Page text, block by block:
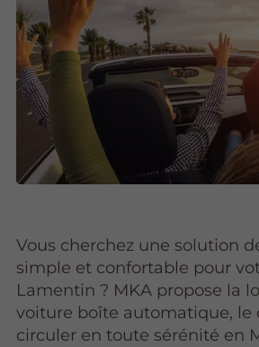
Vous cherchez une solution
simple et confortable pour
Lamentin ? MKA propose la
voiture boîte automatique, le
circuler en toute sérénité en